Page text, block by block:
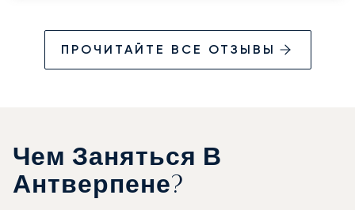
ПРОЧИТАЙТЕ ВСЕ ОТЗЫВЫ
Чем Заняться В
Антверпене?